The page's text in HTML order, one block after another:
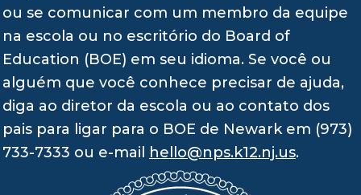
ou se comunicar com um membro da equipe
na escola ou no escritório do Board of
Education (BOE) em seu idioma. Se você ou
alguém que você conhece precisar de ajuda,
diga ao diretor da escola ou ao contato dos
pais para ligar para o BOE de Newark em (973)
733-7333 ou e-mail
hello@nps.k12.nj.us.